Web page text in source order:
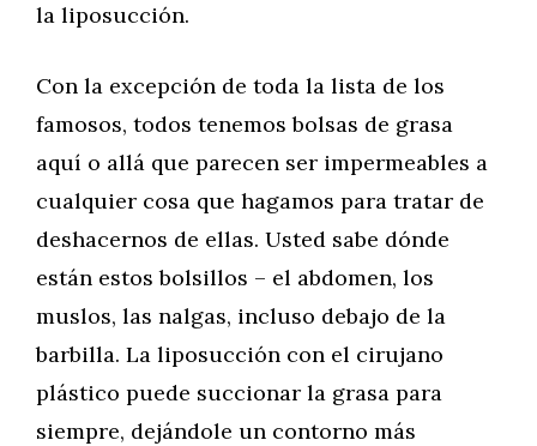
la liposucción.
Con la excepción de toda la lista de los
famosos, todos tenemos bolsas de grasa
aquí o allá que parecen ser impermeables a
cualquier cosa que hagamos para tratar de
deshacernos de ellas. Usted sabe dónde
están estos bolsillos – el abdomen, los
muslos, las nalgas, incluso debajo de la
barbilla. La liposucción con el cirujano
plástico puede succionar la grasa para
siempre, dejándole un contorno más